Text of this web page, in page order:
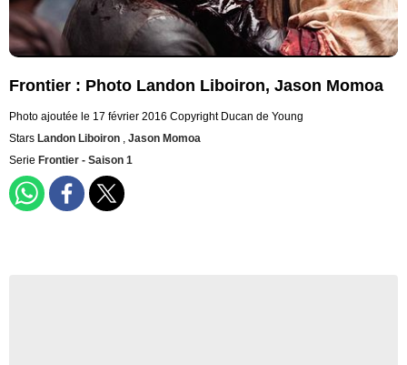
Frontier : Photo Landon Liboiron, Jason Momoa
Photo ajoutée le 17 février 2016 Copyright Ducan de Young
Stars Landon Liboiron , Jason Momoa
Serie Frontier - Saison 1